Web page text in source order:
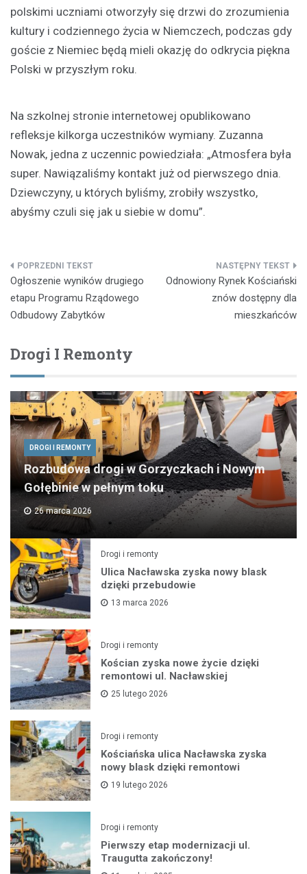
polskimi uczniami otworzyły się drzwi do zrozumienia
kultury i codziennego życia w Niemczech, podczas gdy
goście z Niemiec będą mieli okazję do odkrycia piękna
Polski w przyszłym roku.
Na szkolnej stronie internetowej opublikowano
refleksje kilkorga uczestników wymiany. Zuzanna
Nowak, jedna z uczennic powiedziała: „Atmosfera była
super. Nawiązaliśmy kontakt już od pierwszego dnia.
Dziewczyny, u których byliśmy, zrobiły wszystko,
abyśmy czuli się jak u siebie w domu”.
Nawigacja
wpisu
Ogłoszenie wyników drugiego
etapu Programu Rządowego
Odbudowy Zabytków
Odnowiony Rynek Kościański
znów dostępny dla
mieszkańców
Drogi I Remonty
DROGI I REMONTY
Rozbudowa drogi w Gorzyczkach i Nowym
Gołębinie w pełnym toku
26 marca 2026
Drogi i remonty
Ulica Nacławska zyska nowy blask
dzięki przebudowie
13 marca 2026
Drogi i remonty
Kościan zyska nowe życie dzięki
remontowi ul. Nacławskiej
25 lutego 2026
Drogi i remonty
Kościańska ulica Nacławska zyska
nowy blask dzięki remontowi
19 lutego 2026
Drogi i remonty
Pierwszy etap modernizacji ul.
Traugutta zakończony!